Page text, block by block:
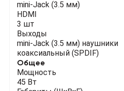
mini-Jack (3.5 мм)
HDMI
3 шт
Выходы
mini-Jack (3.5 мм) наушники
коаксиальный (SPDIF)
Общее
Мощность
45 Вт